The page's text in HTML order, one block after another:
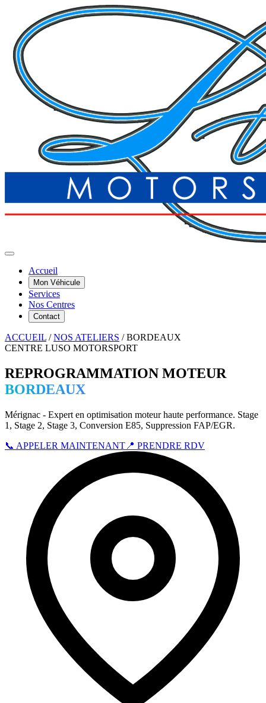
Accueil
Mon Véhicule
Services
Nos Centres
Contact
ACCUEIL /NOS ATELIERS /BORDEAUX
CENTRE LUSO MOTORSPORT
REPROGRAMMATION MOTEUR
BORDEAUX
Mérignac - Expert en optimisation moteur haute performance. Stage
1, Stage 2, Stage 3, Conversion E85, Suppression FAP/EGR.
📞 APPELER MAINTENANT 📍 PRENDRE RDV